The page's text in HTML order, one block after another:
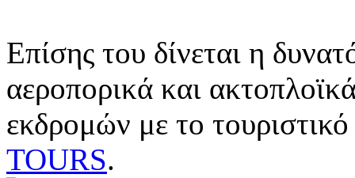
Επίσης του δίνεται η
αεροπορικά και
εκδρομών με το
TOURS.